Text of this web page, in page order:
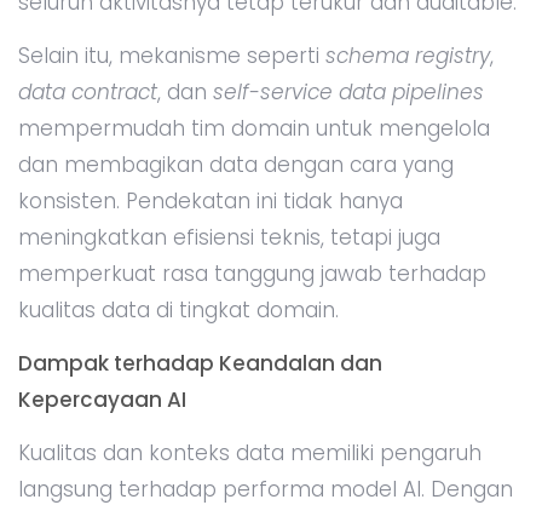
Selain itu, mekanisme seperti schema registry,
data contract, dan self-service data pipelines
mempermudah tim domain untuk mengelola
dan membagikan data dengan cara yang
konsisten. Pendekatan ini tidak hanya
meningkatkan efisiensi teknis, tetapi juga
memperkuat rasa tanggung jawab terhadap
kualitas data di tingkat domain.
Dampak terhadap Keandalan dan
Kepercayaan AI
Kualitas dan konteks data memiliki pengaruh
langsung terhadap performa model AI. Dengan